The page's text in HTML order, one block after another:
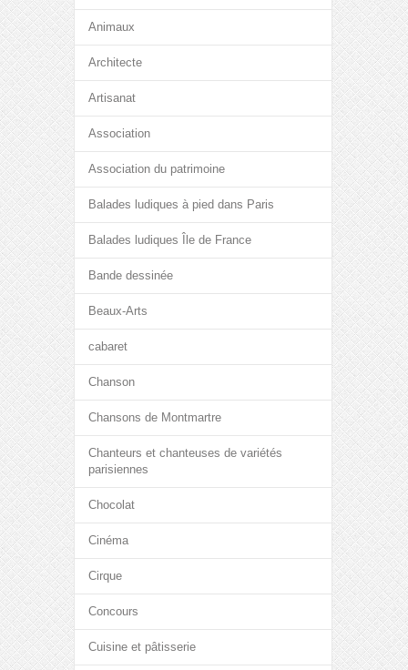
Animaux
Architecte
Artisanat
Association
Association du patrimoine
Balades ludiques à pied dans Paris
Balades ludiques Île de France
Bande dessinée
Beaux-Arts
cabaret
Chanson
Chansons de Montmartre
Chanteurs et chanteuses de variétés
parisiennes
Chocolat
Cinéma
Cirque
Concours
Cuisine et pâtisserie